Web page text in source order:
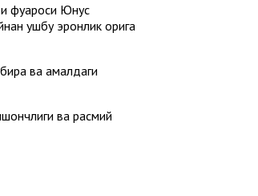
фуқароси Юнус
ушбу эронлик қорига
ва амалдаги
ва расмий